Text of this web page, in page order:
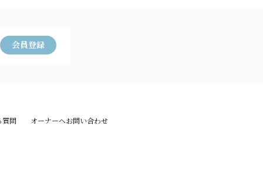
会員登録
質問 オーナーへお問い合わせ